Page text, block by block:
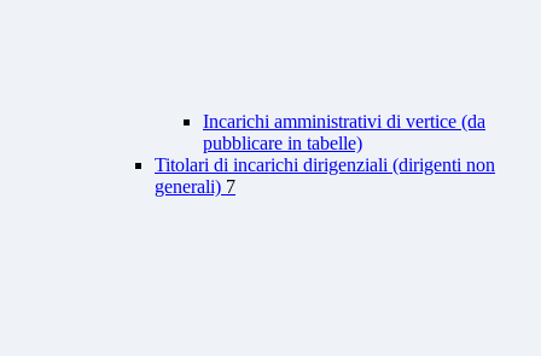
Incarichi amministrativi di vertice (da
pubblicare in tabelle)
Titolari di incarichi dirigenziali (dirigenti non
generali) 7